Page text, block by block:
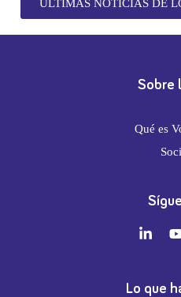
ÚLTIMAS NOTICIAS DE
Sobre
Qué es
Lo que